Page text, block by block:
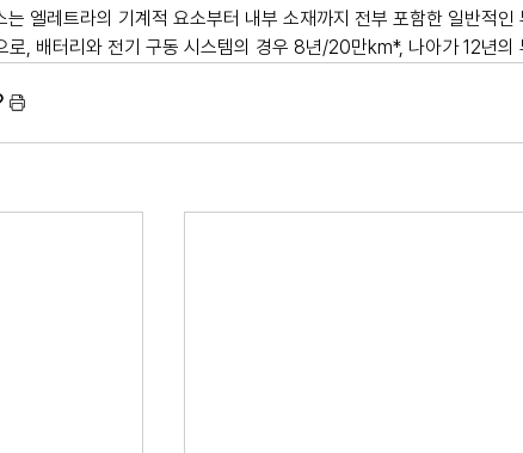
는 엘레트라의 기계적 요소부터 내부 소재까지 전부 포함한 일반적
로, 배터리와 전기 구동 시스템의 경우 8년/20만km*, 나아가 12년의